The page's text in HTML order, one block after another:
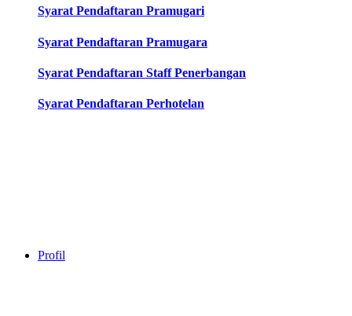
Syarat Pendaftaran Pramugari
Syarat Pendaftaran Pramugara
Syarat Pendaftaran Staff Penerbangan
Syarat Pendaftaran Perhotelan
Profil